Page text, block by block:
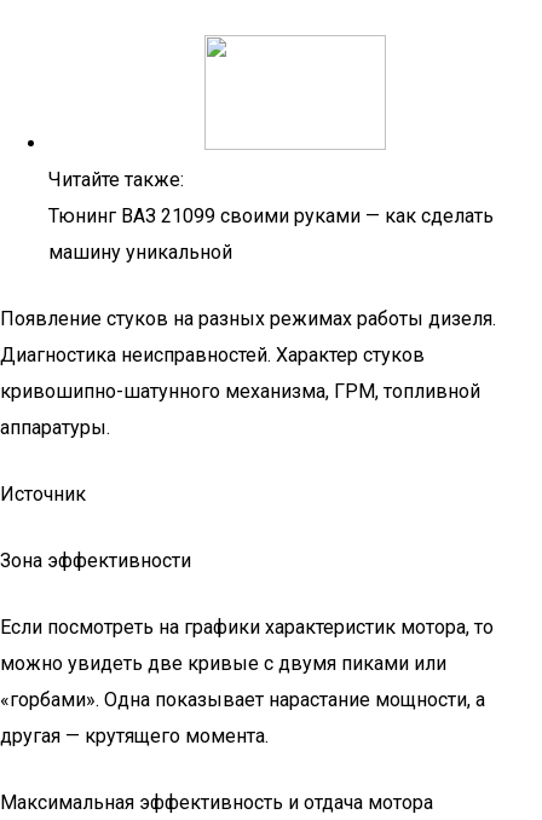
Читайте также:
Тюнинг ВАЗ 21099 своими руками — как сделать
машину уникальной
Появление стуков на разных режимах работы дизеля.
Диагностика неисправностей. Характер стуков
кривошипно-шатунного механизма, ГРМ, топливной
аппаратуры.
Источник
Зона эффективности
Если посмотреть на графики характеристик мотора, то
можно увидеть две кривые с двумя пиками или
«горбами». Одна показывает нарастание мощности, а
другая — крутящего момента.
Максимальная эффективность и отдача мотора